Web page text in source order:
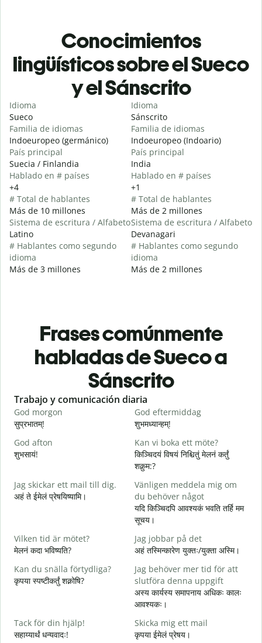
Conocimientos
lingüísticos sobre el Sueco
y el Sánscrito
Idioma
Sueco
Familia de idiomas
Indoeuropeo (germánico)
País principal
Suecia / Finlandia
Hablado en # países
+4
# Total de hablantes
Más de 10 millones
Sistema de escritura / Alfabeto
Latino
# Hablantes como segundo
idioma
Más de 3 millones
Idioma
Sánscrito
Familia de idiomas
Indoeuropeo (Indoario)
País principal
India
Hablado en # países
+1
# Total de hablantes
Más de 2 millones
Sistema de escritura / Alfabeto
Devanagari
# Hablantes como segundo
idioma
Más de 2 millones
Frases comúnmente
habladas de Sueco a
Sánscrito
Slide 1 of 6
Trabajo y comunicación diaria
God morgon
सुप्रभातम्!
God eftermiddag
शुभमध्यान्हम्!
God afton
शुभसायं!
Kan vi boka ett möte?
किञ्चिदयं विषयं निश्चितुं मेलनं कर्तुं
शक्नुम:?
Jag skickar ett mail till dig.
अहं ते ईमेलं प्रेषयिष्यामि।
Vänligen meddela mig om
du behöver något
यदि किञ्चिदपि आवश्यकं भवति तर्हि मम
सूचय।
Vilken tid är mötet?
मेलनं कदा भविष्यति?
Jag jobbar på det
अहं तस्मिन्कारेण युक्तः/युक्ता अस्मि।
Kan du snälla förtydliga?
कृपया स्पष्टीकर्तुं शक्नोषि?
Jag behöver mer tid för att
slutföra denna uppgift
अस्य कार्यस्य समापनाय अधिकः कालः
आवश्यकः।
Tack för din hjälp!
सहाय्यार्थं धन्यवादः!
Skicka mig ett mail
कृपया ईमेलं प्रेषय।